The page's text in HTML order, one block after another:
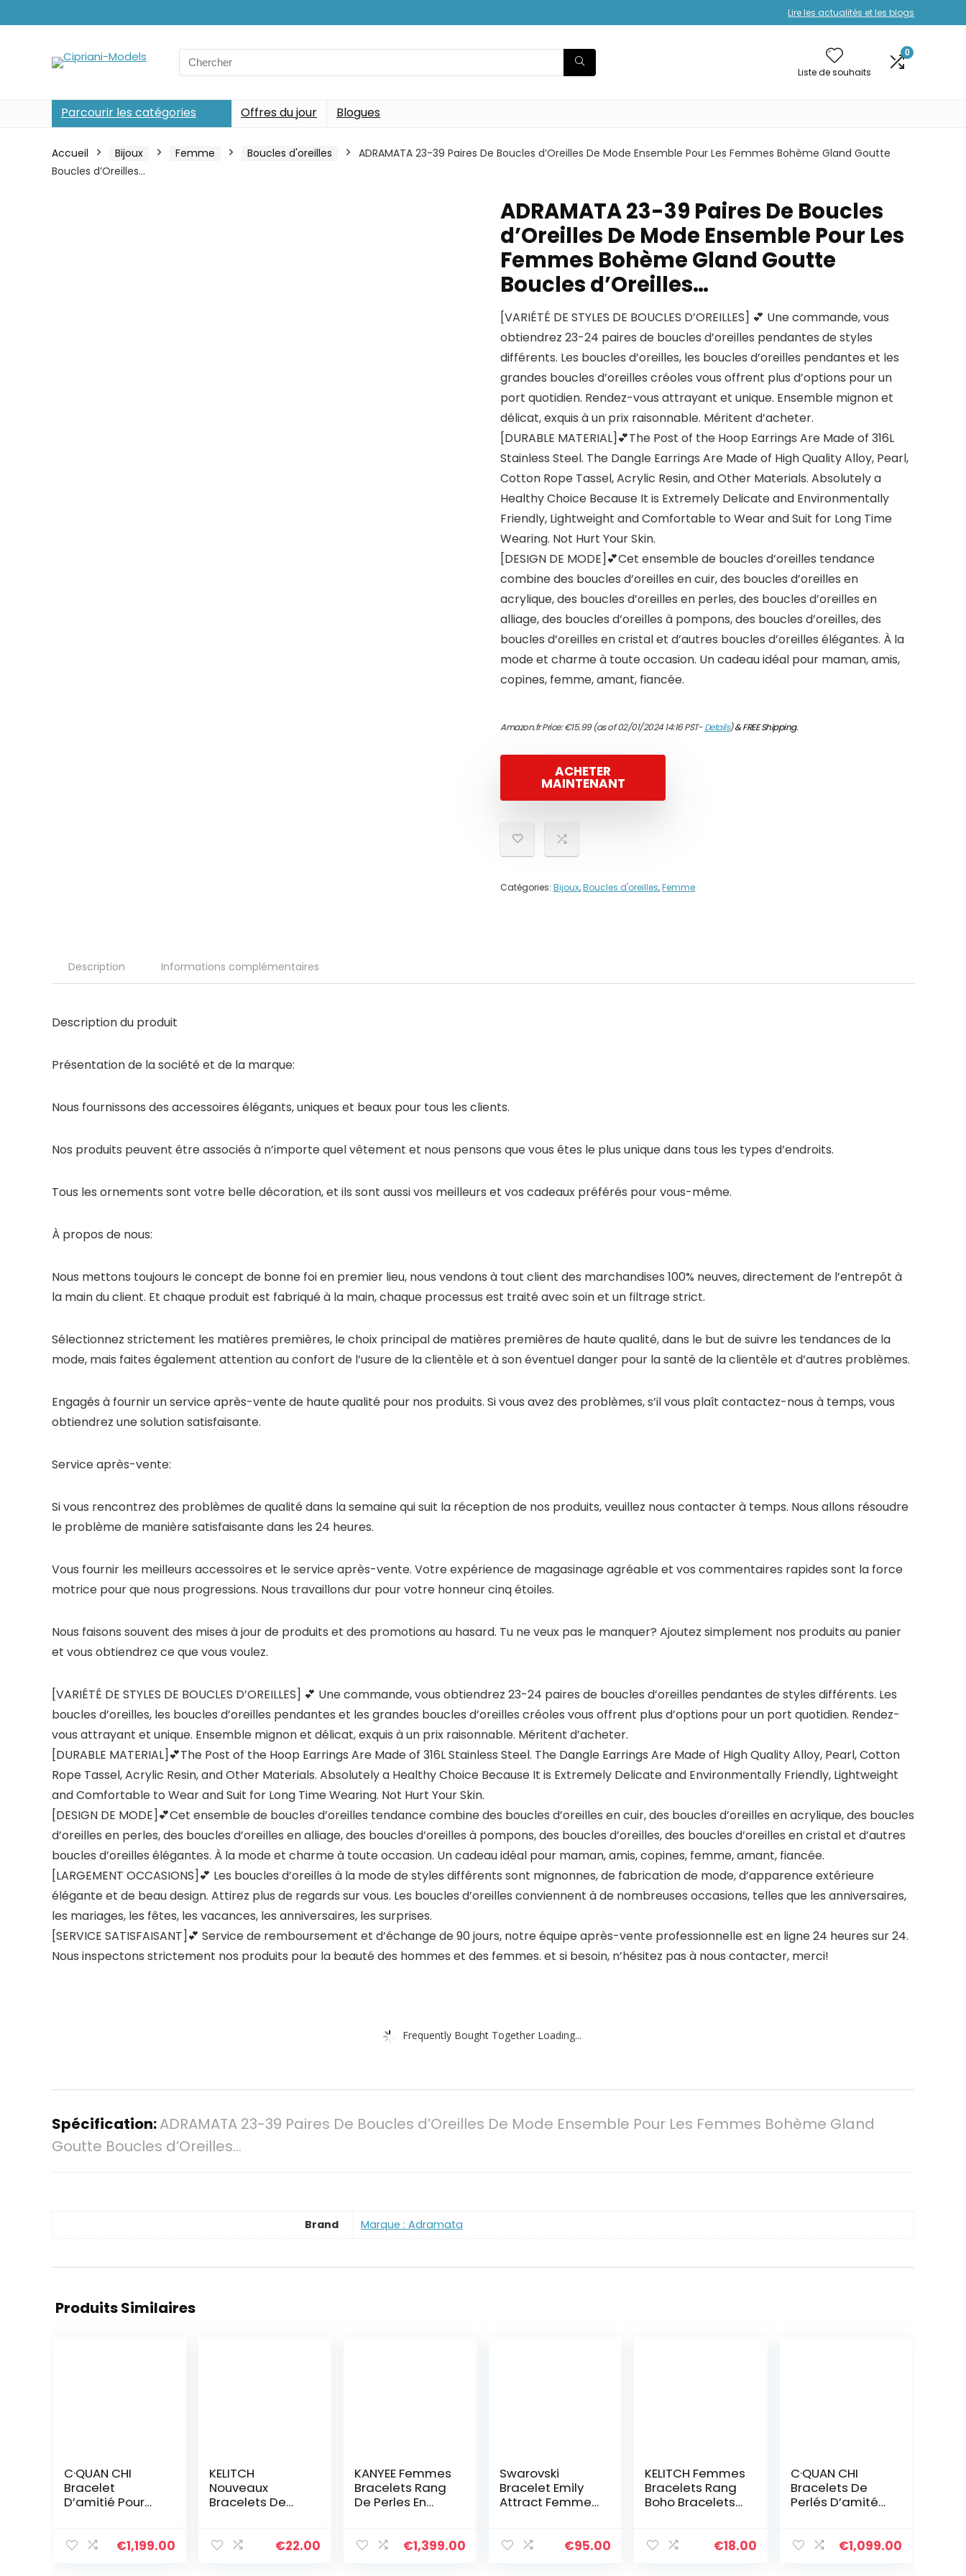
Lire les actualités et les blogs
Search
for:
Liste de souhaits
0
Parcourir les catégories Offres du jour Blogues
Accueil Bijoux Femme Boucles d'oreilles
ADRAMATA 23-39 Paires De Boucles d’Oreilles De Mode Ensemble Pour Les Femmes Bohème Gland Goutte
Boucles d’Oreilles…
ADRAMATA 23-39 Paires De Boucles
d’Oreilles De Mode Ensemble Pour Les
Femmes Bohème Gland Goutte
Boucles d’Oreilles…
[VARIÉTÉ DE STYLES DE BOUCLES D’OREILLES] 💕 Une commande, vous
obtiendrez 23-24 paires de boucles d’oreilles pendantes de styles
différents. Les boucles d’oreilles, les boucles d’oreilles pendantes et les
grandes boucles d’oreilles créoles vous offrent plus d’options pour un
port quotidien. Rendez-vous attrayant et unique. Ensemble mignon et
délicat, exquis à un prix raisonnable. Méritent d’acheter.
[DURABLE MATERIAL]💕The Post of the Hoop Earrings Are Made of 316L
Stainless Steel. The Dangle Earrings Are Made of High Quality Alloy, Pearl,
Cotton Rope Tassel, Acrylic Resin, and Other Materials. Absolutely a
Healthy Choice Because It is Extremely Delicate and Environmentally
Friendly, Lightweight and Comfortable to Wear and Suit for Long Time
Wearing. Not Hurt Your Skin.
[DESIGN DE MODE]💕Cet ensemble de boucles d’oreilles tendance
combine des boucles d’oreilles en cuir, des boucles d’oreilles en
acrylique, des boucles d’oreilles en perles, des boucles d’oreilles en
alliage, des boucles d’oreilles à pompons, des boucles d’oreilles, des
boucles d’oreilles en cristal et d’autres boucles d’oreilles élégantes. À la
mode et charme à toute occasion. Un cadeau idéal pour maman, amis,
copines, femme, amant, fiancée.
Amazon.fr Price:€15.99(as of 02/01/2024 14:16 PST-Details)&FREE Shipping.
ACHETER
MAINTENANT
Catégories: Bijoux,Boucles d'oreilles,Femme
Description Informations complémentaires
Description du produit
Présentation de la société et de la marque:
Nous fournissons des accessoires élégants, uniques et beaux pour tous les clients.
Nos produits peuvent être associés à n’importe quel vêtement et nous pensons que vous êtes le plus unique dans tous les types d’endroits.
Tous les ornements sont votre belle décoration, et ils sont aussi vos meilleurs et vos cadeaux préférés pour vous-même.
À propos de nous:
Nous mettons toujours le concept de bonne foi en premier lieu, nous vendons à tout client des marchandises 100% neuves, directement de l’entrepôt à
la main du client. Et chaque produit est fabriqué à la main, chaque processus est traité avec soin et un filtrage strict.
Sélectionnez strictement les matières premières, le choix principal de matières premières de haute qualité, dans le but de suivre les tendances de la
mode, mais faites également attention au confort de l’usure de la clientèle et à son éventuel danger pour la santé de la clientèle et d’autres problèmes.
Engagés à fournir un service après-vente de haute qualité pour nos produits. Si vous avez des problèmes, s’il vous plaît contactez-nous à temps, vous
obtiendrez une solution satisfaisante.
Service après-vente:
Si vous rencontrez des problèmes de qualité dans la semaine qui suit la réception de nos produits, veuillez nous contacter à temps. Nous allons résoudre
le problème de manière satisfaisante dans les 24 heures.
Vous fournir les meilleurs accessoires et le service après-vente. Votre expérience de magasinage agréable et vos commentaires rapides sont la force
motrice pour que nous progressions. Nous travaillons dur pour votre honneur cinq étoiles.
Nous faisons souvent des mises à jour de produits et des promotions au hasard. Tu ne veux pas le manquer? Ajoutez simplement nos produits au panier
et vous obtiendrez ce que vous voulez.
[VARIÉTÉ DE STYLES DE BOUCLES D’OREILLES] 💕 Une commande, vous obtiendrez 23-24 paires de boucles d’oreilles pendantes de styles différents. Les
boucles d’oreilles, les boucles d’oreilles pendantes et les grandes boucles d’oreilles créoles vous offrent plus d’options pour un port quotidien. Rendez-
vous attrayant et unique. Ensemble mignon et délicat, exquis à un prix raisonnable. Méritent d’acheter.
[DURABLE MATERIAL]💕The Post of the Hoop Earrings Are Made of 316L Stainless Steel. The Dangle Earrings Are Made of High Quality Alloy, Pearl, Cotton
Rope Tassel, Acrylic Resin, and Other Materials. Absolutely a Healthy Choice Because It is Extremely Delicate and Environmentally Friendly, Lightweight
and Comfortable to Wear and Suit for Long Time Wearing. Not Hurt Your Skin.
[DESIGN DE MODE]💕Cet ensemble de boucles d’oreilles tendance combine des boucles d’oreilles en cuir, des boucles d’oreilles en acrylique, des boucles
d’oreilles en perles, des boucles d’oreilles en alliage, des boucles d’oreilles à pompons, des boucles d’oreilles, des boucles d’oreilles en cristal et d’autres
boucles d’oreilles élégantes. À la mode et charme à toute occasion. Un cadeau idéal pour maman, amis, copines, femme, amant, fiancée.
[LARGEMENT OCCASIONS]💕 Les boucles d’oreilles à la mode de styles différents sont mignonnes, de fabrication de mode, d’apparence extérieure
élégante et de beau design. Attirez plus de regards sur vous. Les boucles d’oreilles conviennent à de nombreuses occasions, telles que les anniversaires,
les mariages, les fêtes, les vacances, les anniversaires, les surprises.
[SERVICE SATISFAISANT]💕 Service de remboursement et d’échange de 90 jours, notre équipe après-vente professionnelle est en ligne 24 heures sur 24.
Nous inspectons strictement nos produits pour la beauté des hommes et des femmes. et si besoin, n’hésitez pas à nous contacter, merci!
Frequently Bought Together Loading...
Spécification:ADRAMATA 23-39 Paires De Boucles d’Oreilles De Mode Ensemble Pour Les Femmes Bohème Gland
Goutte Boucles d’Oreilles…
Brand Marque : Adramata
Produits Similaires
C·QUAN CHI
Bracelet
D’amitié Pour
Réglable Bijoux
€1,199.00
KELITCH
Nouveaux
Bracelets De
D’enveloppant
€22.00
KANYEE Femmes
Bracelets Rang
De Perles En
Perle De €1,399.00
Swarovski
Bracelet Emily
Attract Femme,
Taille M, Blanc
€95.00
KELITCH Femmes
Bracelets Rang
Boho Bracelets
Bracelets D’été
€18.00
C·QUAN CHI
Bracelets De
Perlés D’amité
Bracelets Lettre
€1,099.00